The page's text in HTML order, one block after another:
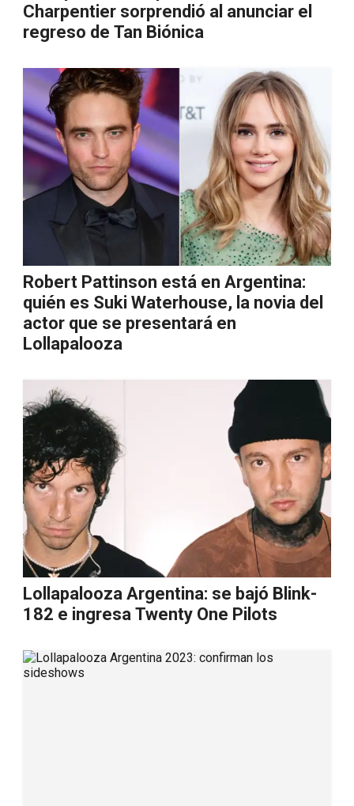
Charpentier sorprendió al anunciar el
regreso de Tan Biónica
Robert Pattinson está en Argentina:
quién es Suki Waterhouse, la novia del
actor que se presentará en
Lollapalooza
Lollapalooza Argentina: se bajó Blink-
182 e ingresa Twenty One Pilots